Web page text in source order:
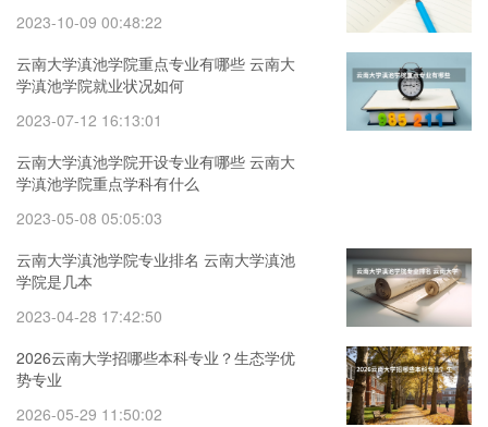
2023-10-09 00:48:22
云南大学滇池学院重点专业有哪些 云南大
学滇池学院就业状况如何
2023-07-12 16:13:01
云南大学滇池学院开设专业有哪些 云南大
学滇池学院重点学科有什么
2023-05-08 05:05:03
云南大学滇池学院专业排名 云南大学滇池
学院是几本
2023-04-28 17:42:50
2026云南大学招哪些本科专业？生态学优
势专业
2026-05-29 11:50:02